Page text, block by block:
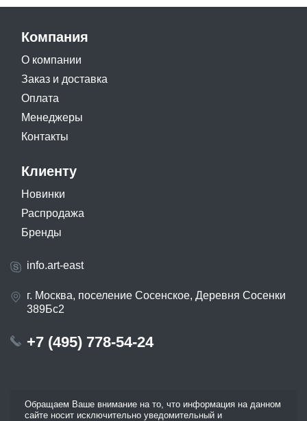
Компания
О компании
Заказ и доставка
Оплата
Менеджеры
Контакты
Клиенту
Новинки
Распродажа
Бренды
info.art-east
г. Москва, поселение Сосенское, Деревня Сосенки
389Бс2
+7 (495) 778-54-24
Обращаем Ваше внимание на то, что информация на данном
сайте носит исключительно уведомительный и